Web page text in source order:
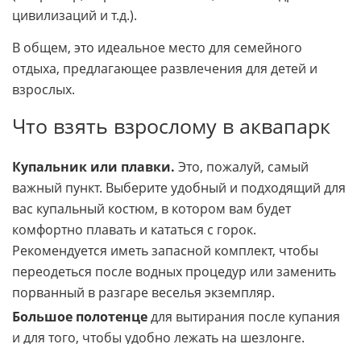
(например, пиратская тематика, тематика древних
В общем, это идеальное место для семейного
отдыха, предлагающее развлечения для детей и
Что взять взрослому в аквапарк
Купальник или плавки.Это, пожалуй, самый
важный пункт. Выберите удобный и подходящий для
вас купальный костюм, в котором вам будет
комфортно плавать и кататься с горок.
Рекомендуется иметь запасной комплект, чтобы
переодеться после водных процедур или заменить
порванный в разгаре веселья экземпляр.
Большое полотенцедля вытирания после купания